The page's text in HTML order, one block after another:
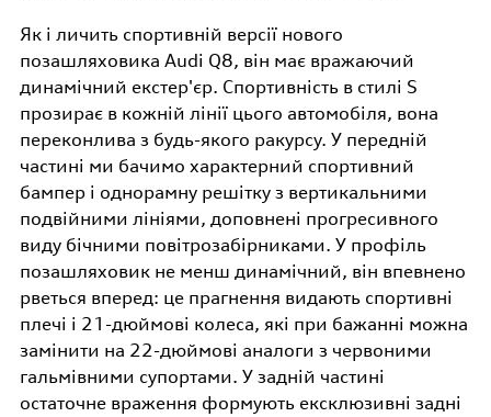
Як і личить спортивній версії нового
позашляховика Audi Q8, він має вражаючий
динамічний екстер'єр. Спортивність в стилі S
прозирає в кожній лінії цього автомобіля, вона
переконлива з будь-якого ракурсу. У передній
частині ми бачимо характерний спортивний
бампер і однорамну решітку з вертикальними
подвійними лініями, доповнені прогресивного
виду бічними повітрозабірниками. У профіль
позашляховик не менш динамічний, він впевнено
рветься вперед: це прагнення видають спортивні
плечі і 21-дюймові колеса, які при бажанні можна
замінити на 22-дюймові аналоги з червоними
гальмівними супортами. У задній частині
остаточне враження формують ексклюзивні задні